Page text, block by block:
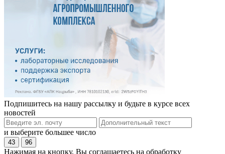
Подпишитесь на нашу рассылку и будьте в курсе всех
новостей
и выберите большее число
43 96
Нажимая на кнопку, Вы соглашаетесь на обработку